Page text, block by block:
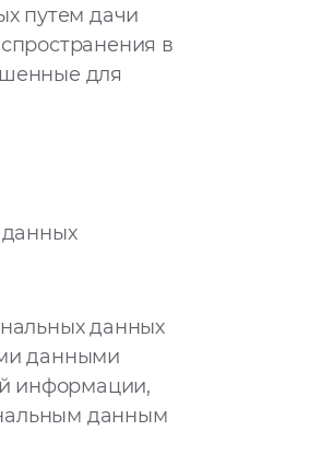
путем дачи
в
для
данных
данными
информации,
данным